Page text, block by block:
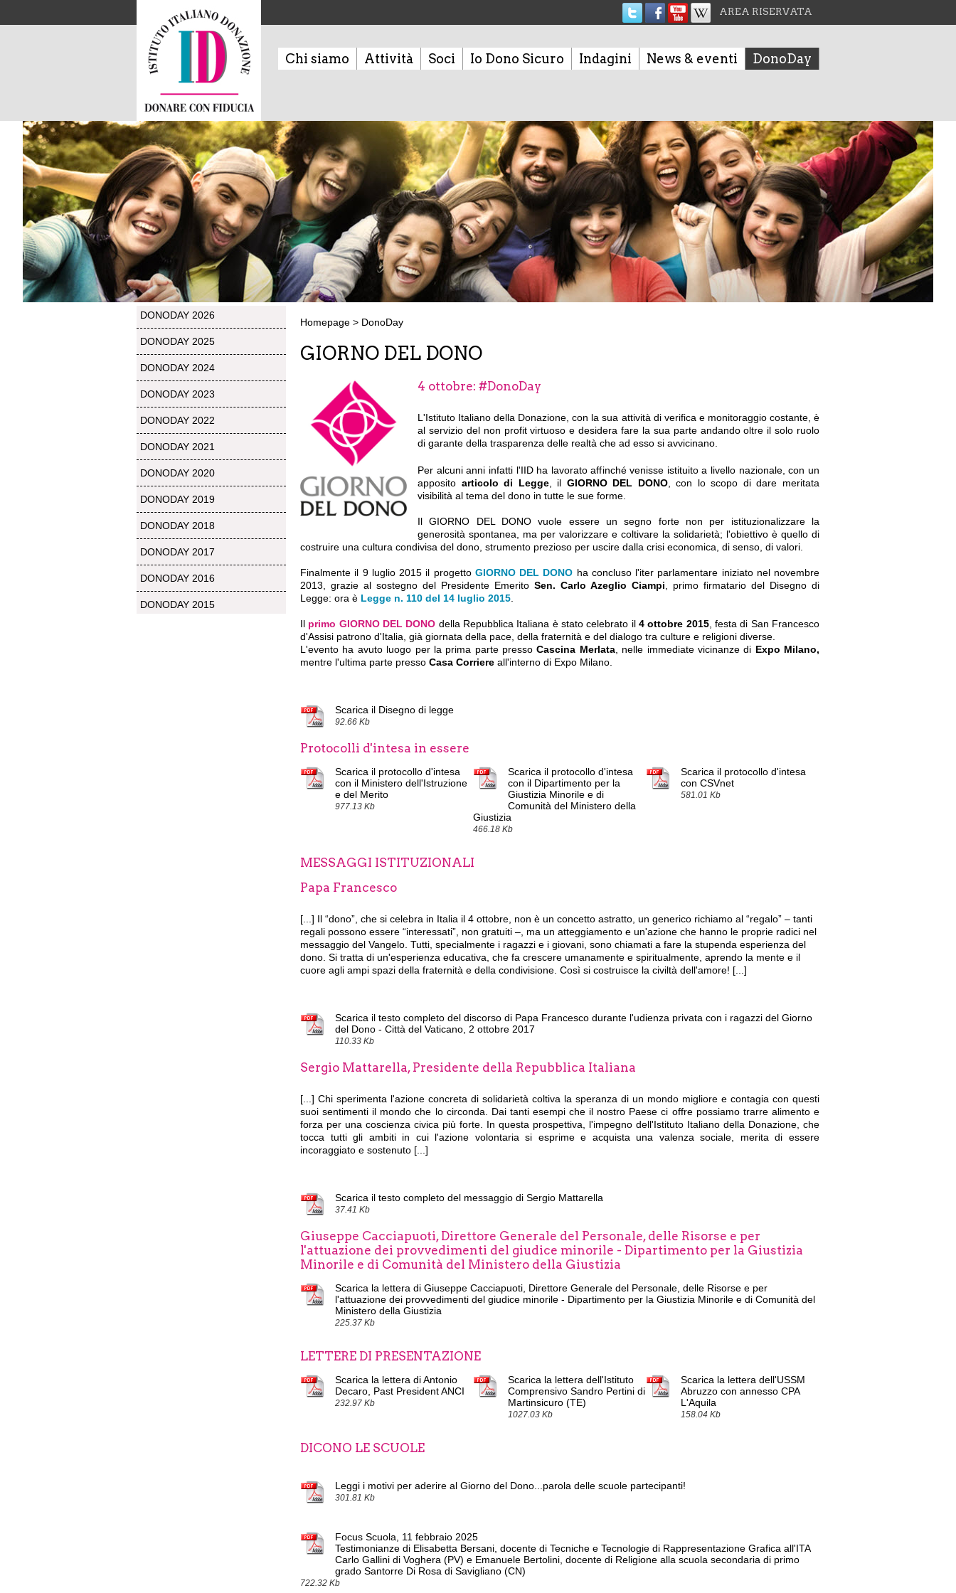
AREA RISERVATA
Chi siamo Attività Soci Io Dono Sicuro Indagini News & eventi DonoDay
DONODAY 2026
DONODAY 2025
DONODAY 2024
DONODAY 2023
DONODAY 2022
DONODAY 2021
DONODAY 2020
DONODAY 2019
DONODAY 2018
DONODAY 2017
DONODAY 2016
DONODAY 2015
Homepage > DonoDay
GIORNO DEL DONO
4 ottobre: #DonoDay
L'Istituto Italiano della Donazione, con la sua attività di verifica e monitoraggio costante, è
al servizio del non profit virtuoso e desidera fare la sua parte andando oltre il solo ruolo
di garante della trasparenza delle realtà che ad esso si avvicinano.
Per alcuni anni infatti l'IID ha lavorato affinché venisse istituito a livello nazionale, con un
apposito articolo di Legge, il GIORNO DEL DONO, con lo scopo di dare meritata
visibilità al tema del dono in tutte le sue forme.
Il GIORNO DEL DONO vuole essere un segno forte non per istituzionalizzare la
generosità spontanea, ma per valorizzare e coltivare la solidarietà; l'obiettivo è quello di
costruire una cultura condivisa del dono, strumento prezioso per uscire dalla crisi economica, di senso, di valori.
Finalmente il 9 luglio 2015 il progetto GIORNO DEL DONO ha concluso l'iter parlamentare iniziato nel novembre
2013, grazie al sostegno del Presidente Emerito Sen. Carlo Azeglio Ciampi , primo firmatario del Disegno di
Legge: ora è Legge n. 110 del 14 luglio 2015
Il primo GIORNO DEL DONO della Repubblica Italiana è stato celebrato il4 ottobre 2015, festa di San Francesco
d'Assisi patrono d'Italia, già giornata della pace, della fraternità e del dialogo tra culture e religioni diverse.
L'evento ha avuto luogo per la prima parte pressoCascina Merlata, nelle immediate vicinanze di Expo Milano,
mentre l'ultima parte presso Casa Corriere all'interno di Expo Milano.
Scarica il Disegno di legge
92.66 Kb
Protocolli d'intesa in essere
Scarica il protocollo d'intesa
con il Ministero dell'Istruzione
e del Merito
977.13 Kb
Scarica il protocollo d'intesa
con il Dipartimento per la
Giustizia Minorile e di
Comunità del Ministero della
Giustizia
466.18 Kb
Scarica il protocollo d'intesa
con CSVnet
581.01 Kb
MESSAGGI ISTITUZIONALI
Papa Francesco
[...] Il “dono”, che si celebra in Italia il 4 ottobre, non è un concetto astratto, un generico richiamo al “regalo” – tanti
regali possono essere “interessati”, non gratuiti –, ma un atteggiamento e un'azione che hanno le proprie radici nel
messaggio del Vangelo. Tutti, specialmente i ragazzi e i giovani, sono chiamati a fare la stupenda esperienza del
dono. Si tratta di un'esperienza educativa, che fa crescere umanamente e spiritualmente, aprendo la mente e il
cuore agli ampi spazi della fraternità e della condivisione. Così si costruisce la civiltà dell'amore! [...]
Scarica il testo completo del discorso di Papa Francesco durante l'udienza privata con i ragazzi del Giorno
del Dono - Città del Vaticano, 2 ottobre 2017
110.33 Kb
Sergio Mattarella, Presidente della Repubblica Italiana
[...] Chi sperimenta l'azione concreta di solidarietà coltiva la speranza di un mondo migliore e contagia con questi
suoi sentimenti il mondo che lo circonda. Dai tanti esempi che il nostro Paese ci offre possiamo trarre alimento e
forza per una coscienza civica più forte. In questa prospettiva, l'impegno dell'Istituto Italiano della Donazione, che
tocca tutti gli ambiti in cui l'azione volontaria si esprime e acquista una valenza sociale, merita di essere
incoraggiato e sostenuto [...]
Scarica il testo completo del messaggio di Sergio Mattarella
37.41 Kb
Giuseppe Cacciapuoti, Direttore Generale del Personale, delle Risorse e per
l'attuazione dei provvedimenti del giudice minorile - Dipartimento per la Giustizia
Minorile e di Comunità del Ministero della Giustizia
Scarica la lettera di Giuseppe Cacciapuoti, Direttore Generale del Personale, delle Risorse e per
l'attuazione dei provvedimenti del giudice minorile - Dipartimento per la Giustizia Minorile e di Comunità del
Ministero della Giustizia
225.37 Kb
LETTERE DI PRESENTAZIONE
Scarica la lettera di Antonio
Decaro, Past President ANCI
232.97 Kb
Scarica la lettera dell'Istituto
Comprensivo Sandro Pertini di
Martinsicuro (TE)
1027.03 Kb
Scarica la lettera dell'USSM
Abruzzo con annesso CPA
L'Aquila
158.04 Kb
DICONO LE SCUOLE
Leggi i motivi per aderire al Giorno del Dono...parola delle scuole partecipanti!
301.81 Kb
Focus Scuola, 11 febbraio 2025
Testimonianze di Elisabetta Bersani, docente di Tecniche e Tecnologie di Rappresentazione Grafica all'ITA
Carlo Gallini di Voghera (PV) e Emanuele Bertolini, docente di Religione alla scuola secondaria di primo
grado Santorre Di Rosa di Savigliano (CN)
722.32 Kb